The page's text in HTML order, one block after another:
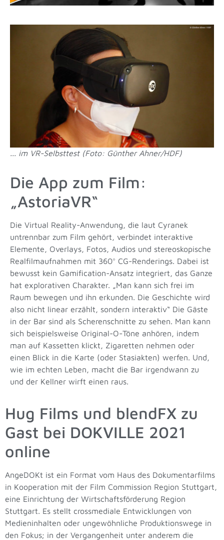
... im VR-Selbsttest (Foto: Günther Ahner/HDF)
Die App zum Film:
„AstoriaVR“
Die Virtual Reality-Anwendung, die laut Cyranek
untrennbar zum Film gehört, verbindet interaktive
Elemente, Overlays, Fotos, Audios und stereoskopische
Realfilmaufnahmen mit 360° CG-Renderings. Dabei ist
bewusst kein Gamification-Ansatz integriert, das Ganze
hat explorativen Charakter. „Man kann sich frei im
Raum bewegen und ihn erkunden. Die Geschichte wird
also nicht linear erzählt, sondern interaktiv“ Die Gäste
in der Bar sind als Scherenschnitte zu sehen. Man kann
sich beispielsweise Original-O-Töne anhören, indem
man auf Kassetten klickt, Zigaretten nehmen oder
einen Blick in die Karte (oder Stasiakten) werfen. Und,
wie im echten Leben, macht die Bar irgendwann zu
und der Kellner wirft einen raus.
Hug Films und blendFX zu
Gast bei DOKVILLE 2021
online
AngeDOKt ist ein Format vom Haus des Dokumentarfilms
in Kooperation mit der Film Commission Region Stuttgart,
eine Einrichtung der Wirtschaftsförderung Region
Stuttgart. Es stellt crossmediale Entwicklungen von
Medieninhalten oder ungewöhnliche Produktionswege in
den Fokus; in der Vergangenheit unter anderem die